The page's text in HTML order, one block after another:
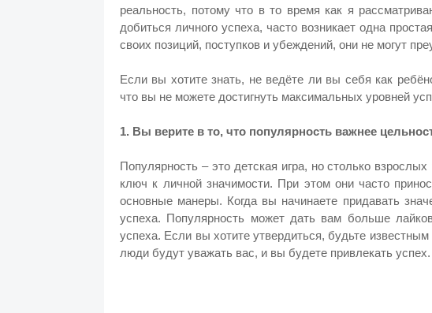
реальность, потому что в то время как я
добиться личного успеха, часто возникает одна
своих позиций, поступков и убеждений, они не могут
Если вы хотите знать, не ведёте ли вы себя как
что вы не можете достигнуть максимальных уровней
1. Вы верите в то, что популярность важнее
Популярность – это детская игра, но столько
ключ к личной значимости. При этом они часто
основные манеры. Когда вы начинаете придавать
успеха. Популярность может дать вам больше
успеха. Если вы хотите утвердиться, будьте
люди будут уважать вас, и вы будете привлекать успех.